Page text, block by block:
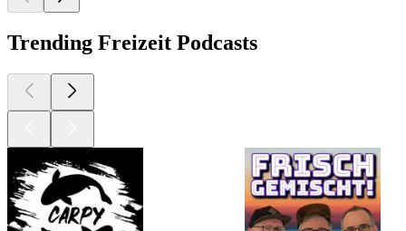
Trending Freizeit Podcasts